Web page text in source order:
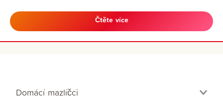
Čtěte více
Domácí mazlíčci